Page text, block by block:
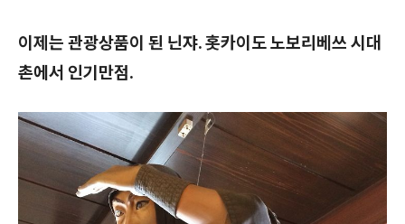
이제는 관광상품이 된 닌쟈. 홋카이도 노보리베쓰 시대
촌에서 인기만점.